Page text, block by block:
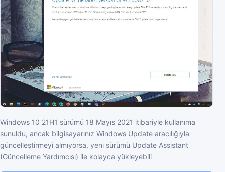
Windows 10 21H1 sürümü 18 Mayıs 2021 itibariyle kullanıma
sunuldu, ancak bilgisayarınız Windows Update aracılığıyla
güncelleştirmeyi almıyorsa, yeni sürümü Update Assistant
(Güncelleme Yardımcısı) ile kolayca yükleyebili